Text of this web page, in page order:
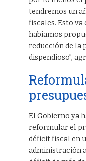
tendremos un
fiscales. Esto
habíamos
reducción de la
dispendioso”,
El Gobierno ya
reformular el
déficit fiscal en
administración